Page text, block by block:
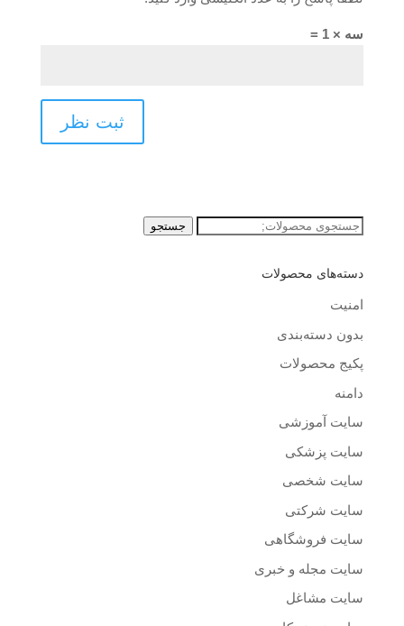
سه × 1 =
جستجو
جستجو
دسته‌های محصولات
امنیت
بدون دسته‌بندی
پکیج محصولات
دامنه
سایت آموزشی
سایت پزشکی
سایت شخصی
سایت شرکتی
سایت فروشگاهی
سایت مجله و خبری
سایت مشاغل